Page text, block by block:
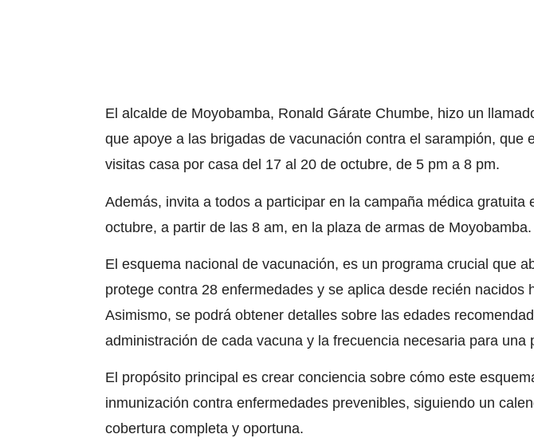
El alcalde de Moyobamba, Ronald Gárate Chumbe, hizo un
que apoye a las brigadas de vacunación contra el sarampión, que
visitas casa por casa del 17 al 20 de octubre, de 5 pm a 8 pm.
Además, invita a todos a participar en la campaña médica gratuita
octubre, a partir de las 8 am, en la plaza de armas de Moyobamba.
El esquema nacional de vacunación, es un programa crucial que
protege contra 28 enfermedades y se aplica desde recién nacidos
Asimismo, se podrá obtener detalles sobre las edades
administración de cada vacuna y la frecuencia necesaria para una
El propósito principal es crear conciencia sobre cómo este
inmunización contra enfermedades prevenibles, siguiendo un
cobertura completa y oportuna.